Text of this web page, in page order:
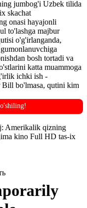
jumbog'i Uzbek tilida
skachat
onasi hayajonli
to'lashga majbur
o'g'irlanganda,
bosh tortadi va
katta muammoga
ichki ish -
bo'lmasa, qutini kim
Amerikalik qizning
kino Full HD tas-ix